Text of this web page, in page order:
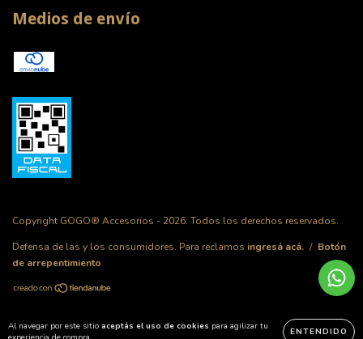
Al navegar por este sitio aceptás el uso de cookies para agilizar tu
ENTENDIDO
Medios de envío
Copyright GOGO® Accesorios - 2026. Todos los derechos reservados.
Defensa de las y los consumidores. Para reclamos ingresá acá. / Botón
de arrepentimiento